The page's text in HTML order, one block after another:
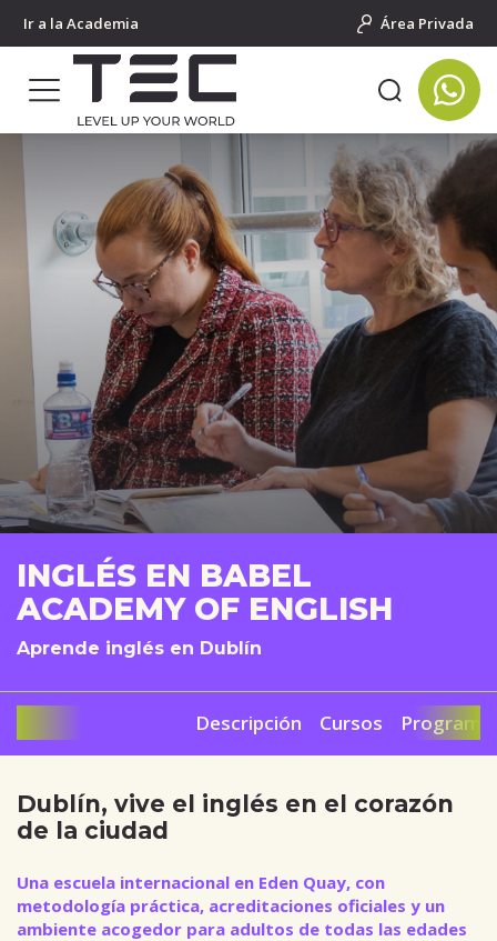
Ir a la Academia Área Privada
Portada
Cursos en el extranjero para adultos
Dublín
INGLÉS EN BABEL
ACADEMY OF ENGLISH
Aprende inglés en Dublín
Descripción Cursos
Dublín, vive el inglés en el corazón
de la ciudad
Una escuela internacional en Eden Quay, con
metodología práctica, acreditaciones oficiales y un
ambiente acogedor para adultos de todas las edades